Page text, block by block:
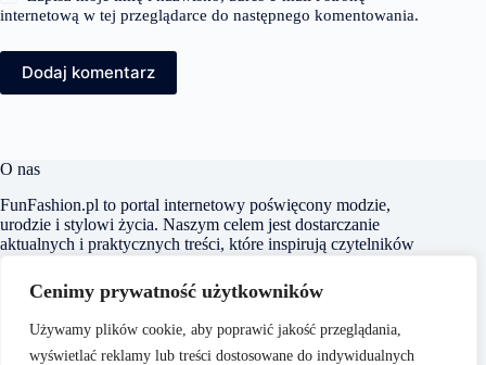
Cenimy prywatność użytkowników
Używamy plików cookie, aby poprawić jakość przeglądania,
wyświetlać reklamy lub treści dostosowane do indywidualnych
internetową w tej przeglądarce do następnego komentowania.
Dodaj komentarz
O nas
FunFashion.pl to portal internetowy poświęcony modzie,
urodzie i stylowi życia. Naszym celem jest dostarczanie
aktualnych i praktycznych treści, które inspirują czytelników
wygląd i samopoczucie. Dbamy o to, aby nasze artykuły były
zrozumiałe i dostępne dla każdego, niezależnie od poziomu
wiedzy na temat mody czy urody.